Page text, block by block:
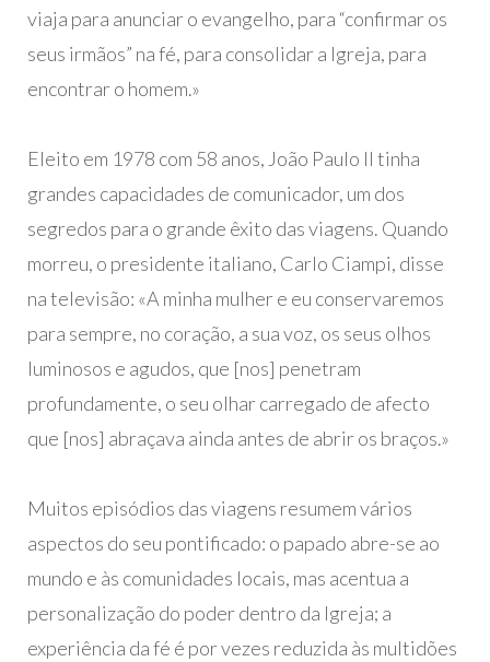
viaja para anunciar o evangelho, para “confirmar os
seus irmãos” na fé, para consolidar a Igreja, para
encontrar o homem.»
Eleito em 1978 com 58 anos, João Paulo II tinha
grandes capacidades de comunicador, um dos
segredos para o grande êxito das viagens. Quando
morreu, o presidente italiano, Carlo Ciampi, disse
na televisão: «A minha mulher e eu conservaremos
para sempre, no coração, a sua voz, os seus olhos
luminosos e agudos, que [nos] penetram
profundamente, o seu olhar carregado de afecto
que [nos] abraçava ainda antes de abrir os braços.»
Muitos episódios das viagens resumem vários
aspectos do seu pontificado: o papado abre-se ao
mundo e às comunidades locais, mas acentua a
personalização do poder dentro da Igreja; a
experiência da fé é por vezes reduzida às multidões